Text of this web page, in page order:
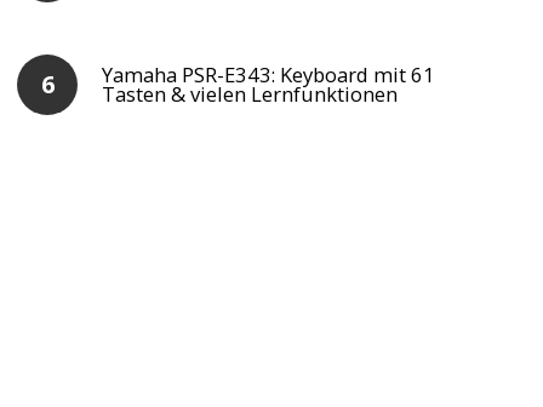
Yamaha PSR-E343: Keyboard mit 61
Tasten & vielen Lernfunktionen